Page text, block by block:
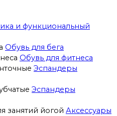
и функциональный
Обувь для бега
Обувь для фитнеса
Эспандеры
Эспандеры
Аксессуары